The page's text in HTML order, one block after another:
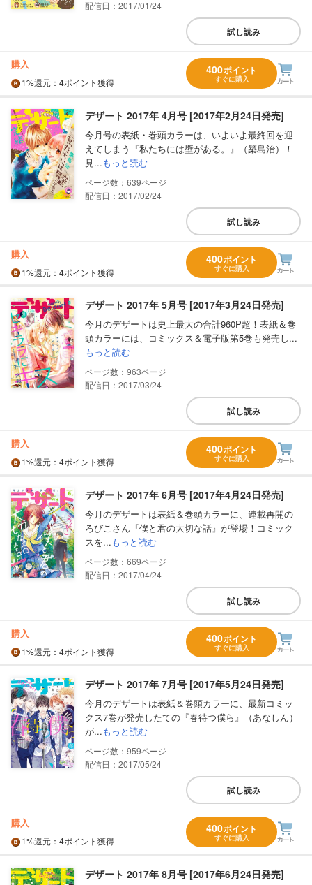
配信日：2017/01/24
試し読み
購入
1%還元 ：4ポイント獲得
400ポイント
すぐに購入
デザート 2017年 4月号 [2017年2月24日発売]
今月号の表紙・巻頭カラーは、いよいよ最終回を迎
えてしまう『私たちには壁がある。』（築島治）！
見...もっと読む
639
配信日：2017/02/24
試し読み
購入
1%還元 ：4ポイント獲得
400ポイント
すぐに購入
デザート 2017年 5月号 [2017年3月24日発売]
今月のデザートは史上最大の合計960P超！表紙＆巻
頭カラーには、コミックス＆電子版第5巻も発売し...
もっと読む
963
配信日：2017/03/24
試し読み
購入
1%還元 ：4ポイント獲得
400ポイント
すぐに購入
デザート 2017年 6月号 [2017年4月24日発売]
今月のデザートは表紙＆巻頭カラーに、連載再開の
ろびこさん『僕と君の大切な話』が登場！コミック
スを...もっと読む
669
配信日：2017/04/24
試し読み
購入
1%還元 ：4ポイント獲得
400ポイント
すぐに購入
デザート 2017年 7月号 [2017年5月24日発売]
今月のデザートは表紙＆巻頭カラーに、最新コミッ
クス7巻が発売したての『春待つ僕ら』（あなしん）
が...もっと読む
959
配信日：2017/05/24
試し読み
購入
1%還元 ：4ポイント獲得
400ポイント
すぐに購入
デザート 2017年 8月号 [2017年6月24日発売]